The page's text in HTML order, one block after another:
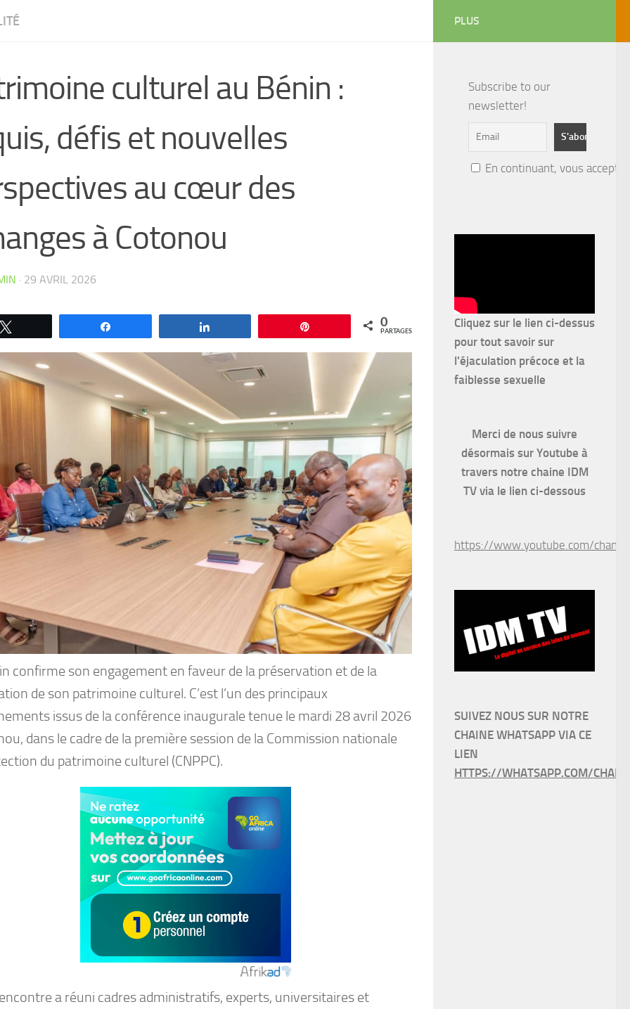
culturel au Bénin :
défis et nouvelles
au cœur des
à Cotonou
· 29 AVRIL 2026
0
PARTAGES
confirme son engagement en faveur de la préservation et de la
de son patrimoine culturel. C’est l’un des principaux
issus de la conférence inaugurale tenue le mardi 28 avril 2026
dans le cadre de la première session de la Commission nationale
du patrimoine culturel (CNPPC).
a réuni cadres administratifs, experts, universitaires et
PLUS
Subscribe to our
newsletter!
En continuant, vous
Cliquez sur le lien ci-dessus
pour tout savoir sur
l'éjaculation précoce et la
faiblesse sexuelle
Merci de nous suivre
désormais sur Youtube à
travers notre chaine IDM
TV via le lien ci-dessous
https://www.youtube.com/
SUIVEZ NOUS SUR NOTRE
CHAINE WHATSAPP VIA CE
LIEN
HTTPS://WHATSAPP.COM/